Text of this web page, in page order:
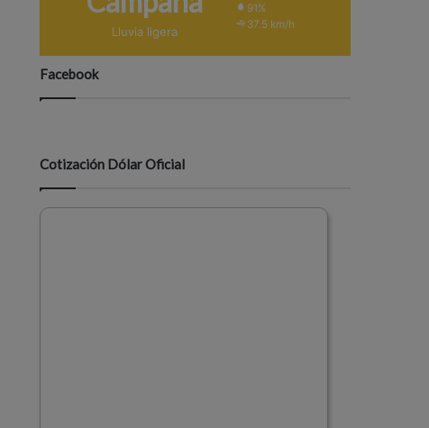
Lluvia ligera
91%
37.5 km/h
Facebook
Cotización Dólar Oficial